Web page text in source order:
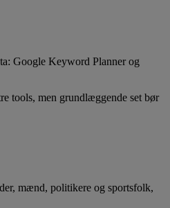
Google Keyword Planner og
tools, men grundlæggende set bør
mænd, politikere og sportsfolk,